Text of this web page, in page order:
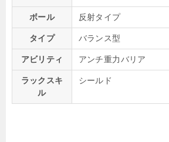
ボール 反射タイプ
タイプ バランス型
アビリティ アンチ重力バリア
ラックスキ
ル
シールド